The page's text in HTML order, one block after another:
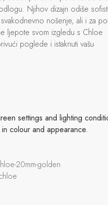
Njihov dizajn odiše
nošenje, ali i za
ljepote svom izgledu s Chloe
poglede i istaknuti vašu
settings and lighting
colour and appearance.
20mm-golden